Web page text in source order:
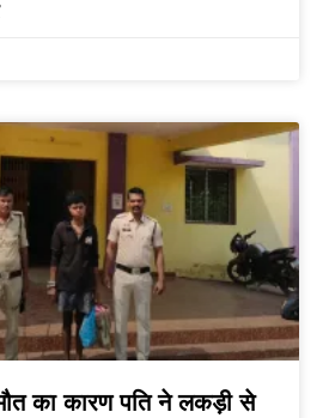
मौत का कारण पति ने लकड़ी से